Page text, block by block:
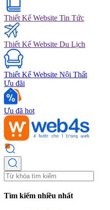
Thiết Kế Website Tin Tức
Thiết Kế Website Du Lịch
Thiết Kế Website Nội Thất
Ưu đãi
Ưu đã hot
Tìm kiếm nhiều nhất